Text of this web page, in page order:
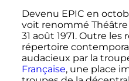
Devenu EPIC en
voit renommé
31 août 1971. Outre
répertoire
audacieux par la
Française, une place